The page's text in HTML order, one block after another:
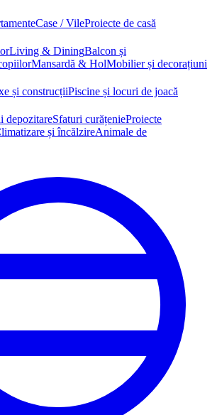
Case / VileProiecte de casă
Living & DiningBalcon și
Mansardă & HolMobilier și decorațiuni
și construcțiiPiscine și locuri de joacă
depozitareSfaturi curățenieProiecte
și încălzireAnimale de